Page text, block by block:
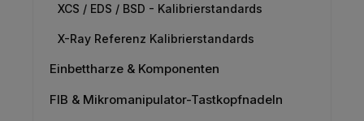
XCS / EDS / BSD - Kalibrierstandards
X-Ray Referenz Kalibrierstandards
Einbettharze & Komponenten
FIB & Mikromanipulator-Tastkopfnadeln